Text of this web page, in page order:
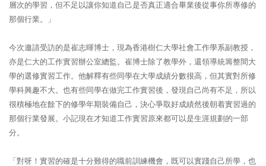
層次的學習，但不足以讓你知道自己是否真正適合畢業後從事你所專修的
那個行業。」
今次邀請受訪的是崔志暉博士，現為香港樹仁大學社會工作學系副教授，
亦是仁大的工作實習辦公室總監。崔博士除了教學外，還領導統籌整間大
學的選修實習工作。他解釋有些同學在大學成績分數很高，但其實對所修
學科興趣不大。也有些同學在做完工作實習後，發現自己尚有不足，所以
很積極地在餘下的修學年期裝備自己，決心爭取好成績然後朝着實習過的
那個行業發展。小記現在才知道工作實習原來都可以是生涯規劃的一部
分。
「對呀！實習的確是十分難得的職前訓練機會，既可以實踐自己所學，也